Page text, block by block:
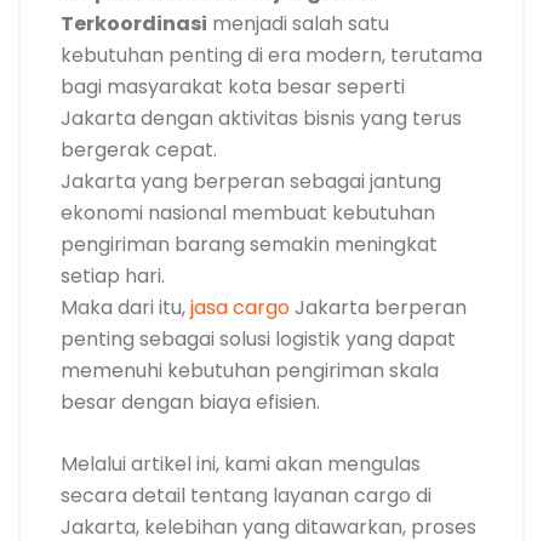
Terkoordinasi menjadi salah satu
kebutuhan penting di era modern, terutama
bagi masyarakat kota besar seperti
Jakarta dengan aktivitas bisnis yang terus
bergerak cepat.
Jakarta yang berperan sebagai jantung
ekonomi nasional membuat kebutuhan
pengiriman barang semakin meningkat
setiap hari.
Maka dari itu,jasa cargoJakarta berperan
penting sebagai solusi logistik yang dapat
memenuhi kebutuhan pengiriman skala
besar dengan biaya efisien.
Melalui artikel ini, kami akan mengulas
secara detail tentang layanan cargo di
Jakarta, kelebihan yang ditawarkan, proses